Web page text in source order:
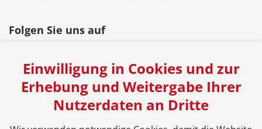
Folgen Sie uns auf
Das europäische Kanzlei-Netzwerk
Einwilligung in Cookies und zur
Erhebung und Weitergabe Ihrer
Nutzerdaten an Dritte